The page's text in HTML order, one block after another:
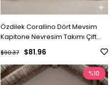
Özdilek Corallino Dört Mevsim
Kapitone Nevresim Takımı Çift
$81.96
$90.37
%10